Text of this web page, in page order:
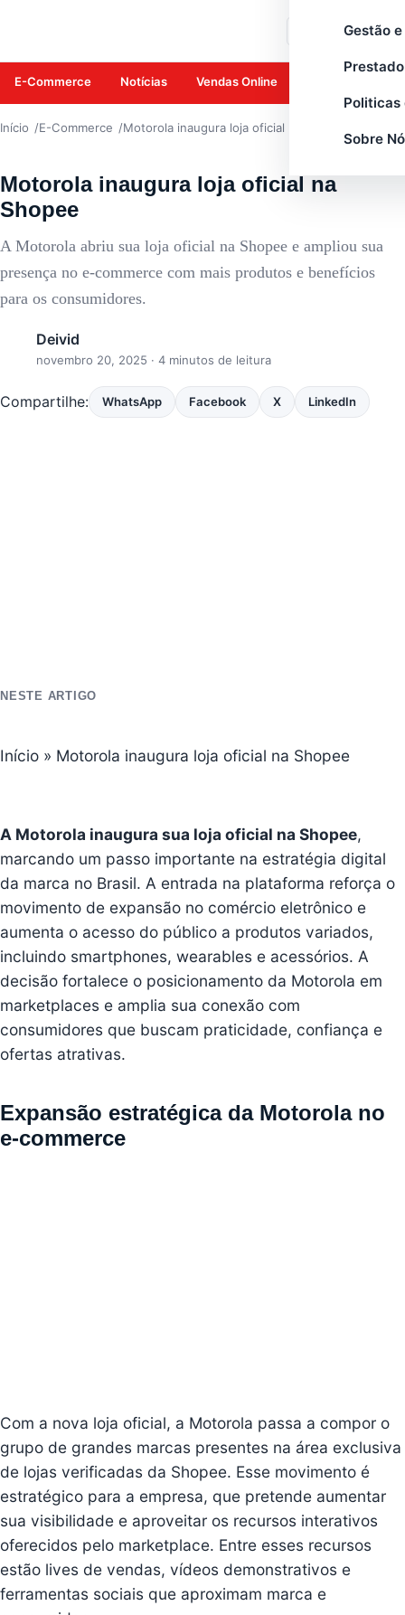
Gestão
Politicas
Sobre
E-Commerce Notícias Vendas Online
Início E-Commerce Motorola inaugura loja oficial na Shopee
Motorola inaugura loja oficial na
Shopee
A Motorola abriu sua loja oficial na Shopee e ampliou sua
presença no e-commerce com mais produtos e benefícios
para os consumidores.
Deivid
novembro 20, 2025 · 4 minutos de leitura
Compartilhe: WhatsApp Facebook X LinkedIn
NESTE ARTIGO
Início » Motorola inaugura loja oficial na Shopee
A Motorola inaugura sua loja oficial na Shopee,
marcando um passo importante na estratégia digital
da marca no Brasil. A entrada na plataforma reforça o
movimento de expansão no comércio eletrônico e
aumenta o acesso do público a produtos variados,
incluindo smartphones, wearables e acessórios. A
decisão fortalece o posicionamento da Motorola em
marketplaces e amplia sua conexão com
consumidores que buscam praticidade, confiança e
ofertas atrativas.
Expansão estratégica da Motorola no
e-commerce
Com a nova loja oficial, a Motorola passa a compor o
grupo de grandes marcas presentes na área exclusiva
de lojas verificadas da Shopee. Esse movimento é
estratégico para a empresa, que pretende aumentar
sua visibilidade e aproveitar os recursos interativos
oferecidos pelo marketplace. Entre esses recursos
estão lives de vendas, vídeos demonstrativos e
ferramentas sociais que aproximam marca e